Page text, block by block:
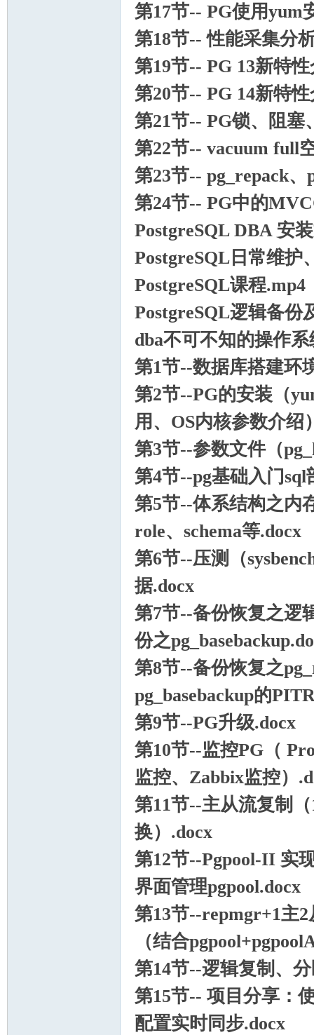
第17节-- PG使用yum
第18节-- 性能采集分
第19节-- PG 13新特
第20节-- PG 14新特
第21节-- PG锁、阻塞
第22节-- vacuum full
第23节-- pg_repack、
第24节-- PG中的
PostgreSQL DBA 安
PostgreSQL日常维护
PostgreSQL课程.mp4
PostgreSQL逻辑备份
dba不可不知的操作
第1节--数据库搭建环
第2节--PG的安装（
用、OS内核参数介绍
第3节--参数文件（
第4节--pg基础入门sql
第5节--体系结构之内
role、schema等.docx
第6节--压测（
据.docx
第7节--备份恢复之逻
份之
第8节--备份恢复之
pg_basebackup的
第9节--PG升级.docx
第10节--监控PG（
监控、Zabbix监控）
第11节--主从流复制
换）.docx
第12节--Pgpool-II 实
界面管理pgpool.docx
第13节--repmgr+1主
（结合
第14节--逻辑复制、
第15节-- 项目分享：
配置实时同步.docx